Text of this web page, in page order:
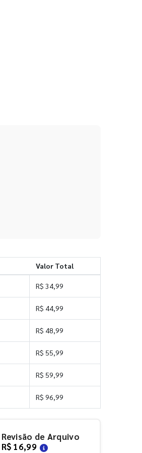
Valor Total
R$ 34,99
R$ 44,99
R$ 48,99
R$ 55,99
R$ 59,99
R$ 96,99
Revisão de Arquivo
R$ 16,99